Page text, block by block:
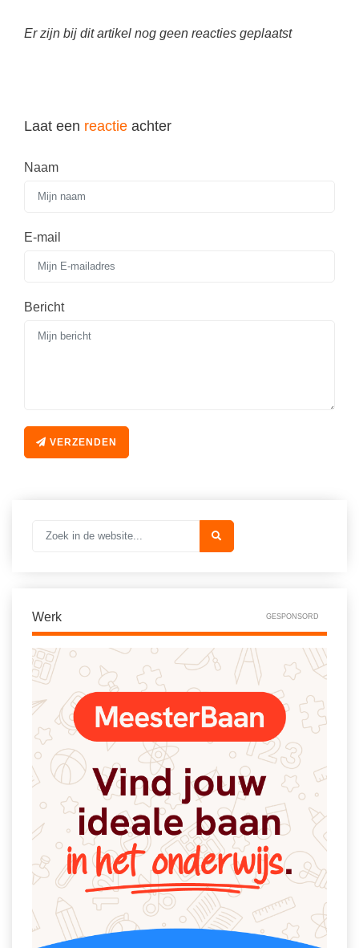
Er zijn bij dit artikel nog geen reacties geplaatst
Laat een reactie achter
Naam
E-mail
Bericht
VERZENDEN
Werk GESPONSORD